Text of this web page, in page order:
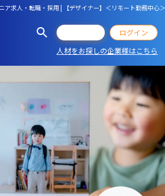
ア求人・転職・採用 | 【デザイナー】＜リモート勤務中
ログイン
人材をお探しの企業様はこちら